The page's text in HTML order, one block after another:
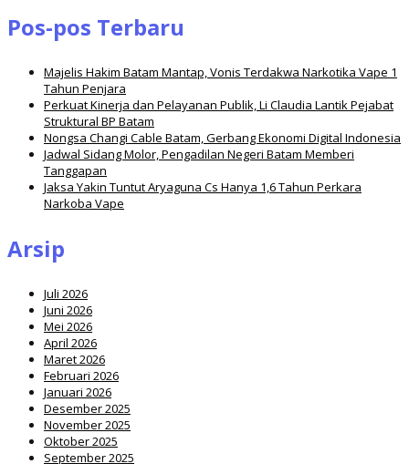
Pos-pos Terbaru
Majelis Hakim Batam Mantap, Vonis Terdakwa Narkotika Vape 1
Tahun Penjara
Perkuat Kinerja dan Pelayanan Publik, Li Claudia Lantik Pejabat
Struktural BP Batam
Nongsa Changi Cable Batam, Gerbang Ekonomi Digital Indonesia
Jadwal Sidang Molor, Pengadilan Negeri Batam Memberi
Tanggapan
Jaksa Yakin Tuntut Aryaguna Cs Hanya 1,6 Tahun Perkara
Narkoba Vape
Arsip
Juli 2026
Juni 2026
Mei 2026
April 2026
Maret 2026
Februari 2026
Januari 2026
Desember 2025
November 2025
Oktober 2025
September 2025